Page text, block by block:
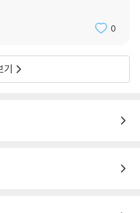
통해 되새겨 봄 직하다.
0